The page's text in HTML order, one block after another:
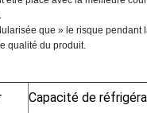
que » le risque
qualité du produit.
Capacité de